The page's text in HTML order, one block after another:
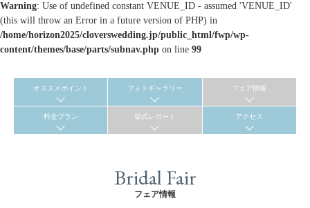
Warning: Use of undefined constant VENUE_ID - assumed 'VENUE_ID'
(this will throw an Error in a future version of PHP) in
/home/horizon2025/cloverswedding.jp/public_html/fwp/wp-
content/themes/base/parts/subnav.php on line 99
オススメポイント フォトギャラリー フェア情報
料金プラン 挙式レポート アクセス
Bridal Fair
フェア情報